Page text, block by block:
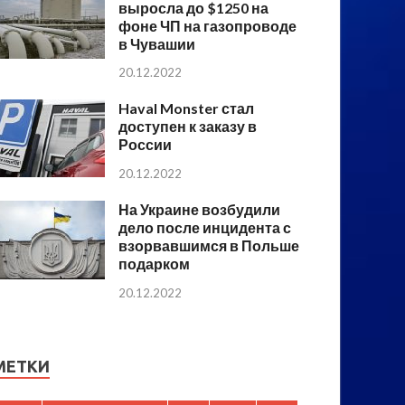
выросла до $1250 на
фоне ЧП на газопроводе
в Чувашии
20.12.2022
Haval Monster стал
доступен к заказу в
России
20.12.2022
На Украине возбудили
дело после инцидента с
взорвавшимся в Польше
подарком
20.12.2022